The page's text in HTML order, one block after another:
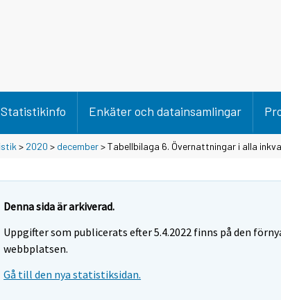
Statistikinfo Enkäter och datainsamlingar
> 2020 > december> Tabellbilaga 6. Övernattningar i alla
Denna sida är arkiverad.
Uppgifter som publicerats efter 5.4.2022 finns på den
webbplatsen.
Gå till den nya statistiksidan.